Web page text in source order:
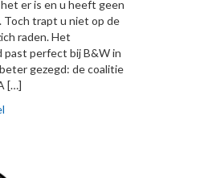
er is en u heeft geen
Toch trapt u niet op de
raden. Het
past perfect bij B&W in
gezegd: de coalitie
[…]